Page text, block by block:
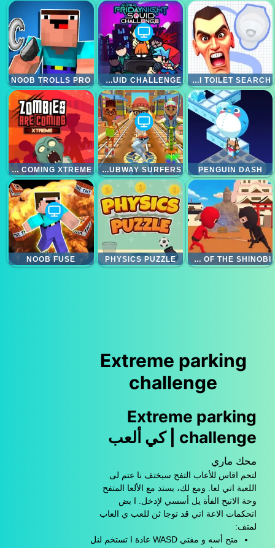
SKIBIDI TOILET SEARCH
SUPER FRIDAY SQUID CHALLENGE
NOOB TROLLS PRO
PENGUIN DASH
TRAIN SUBWAY SURFERS
ZOMBIES ARE COMING XTREME
STICKMAN NINJA WAY OF THE SHINOBI
PHYSICS PUZZLE
NOOB FUSE
Extreme parking
challenge
Extreme parking
challenge | كي ألعب
محك ماري
لتحم اقاس للأعاب التفح سيختف نا عتم لى
اللعبة اتي لعا. ومع لك، يستد مع الألعا المتفح
وحة الاتيح الفأة يل أسسي لإدخل. ا بض
اتحكمات الاعة اتي قد توجا ثن للعب ي العاب
لمتف:
متح أسه و مفتي WASD عادة ا تستخم لنل